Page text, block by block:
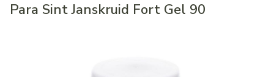
Para Sint Janskruid Fort Gel 90